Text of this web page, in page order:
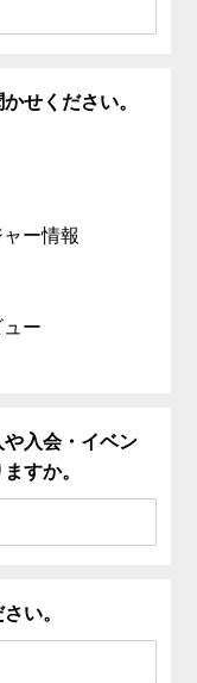
せください。
ー情報
ー
入会・イベン
すか。
い。